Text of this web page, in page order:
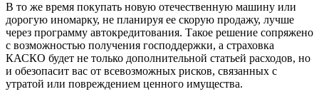
В то же время покупать новую отечественную машину или
дорогую иномарку, не планируя ее скорую продажу, лучше
через программу автокредитования. Такое решение сопряжено
с возможностью получения господдержки, а страховка
КАСКО будет не только дополнительной статьей расходов, но
и обезопасит вас от всевозможных рисков, связанных с
утратой или повреждением ценного имущества.